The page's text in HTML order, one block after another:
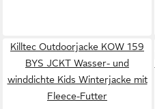
Killtec Outdoorjacke KOW 159
BYS JCKT Wasser- und
winddichte Kids Winterjacke mit
Fleece-Futter